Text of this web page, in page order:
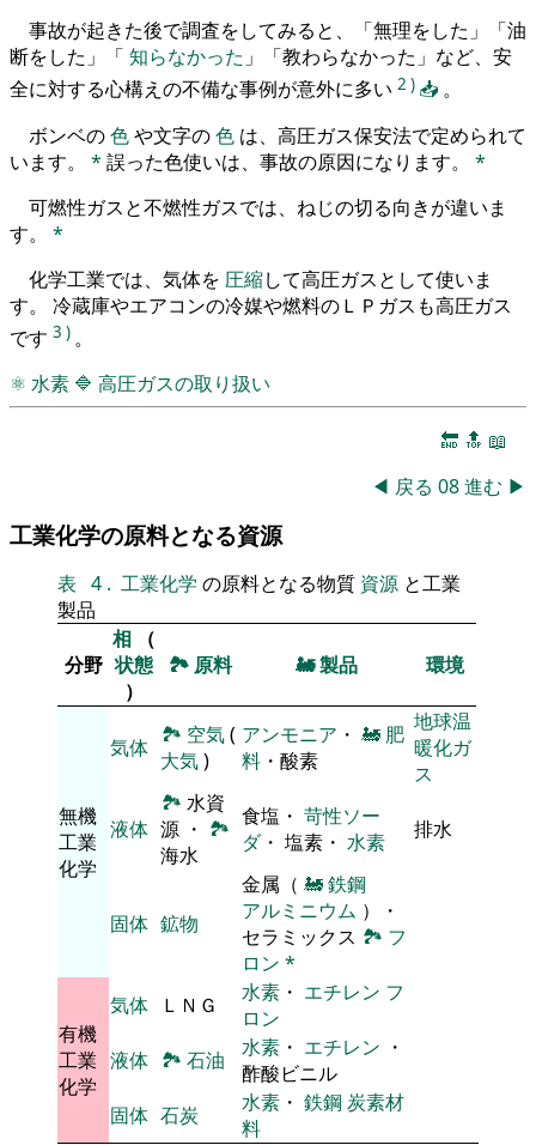
事故が起きた後で調査をしてみると、「無理をした」「油
断をした」「 知らなかった 」「教わらなかった」など、安
全に対する心構えの不備な事例が意外に多い 2 ) 📥 。
ボンベの色や文字の色 は、高圧ガス保安法で定められて
います。 * 誤った色使いは、事故の原因になります。 *
可燃性ガスと不燃性ガスでは、ねじの切る向きが違いま
す。 *
化学工業では、気体を 圧縮して高圧ガスとして使いま
す。 冷蔵庫やエアコンの冷媒や燃料のＬＰガスも高圧ガス
です 3 ) 。
⚛ 水素 🔷 高圧ガスの取り扱い
🔚 🔝 📖
◀ 戻る 08進む ▶
工業化学の原料となる資源
表 4 . 工業化学 の原料となる物質 資源 と工業
製品
分野
相
（
状態
）
🏞 原料 🚂製品 環境
無機
工業
化学
気体 🏞 空気(
大気)
アンモニア ・ 🚂 肥
料 ・酸素
地球温
暖化ガ
ス
液体
🏞 水資
源 ・ 🏞
海水
食塩・ 苛性ソー
ダ・ 塩素・ 水素 排水
固体 鉱物
金属（ 🚂鉄鋼
アルミニウム ）・
セラミックス 🏞 フ
ロン *
有機
工業
化学
気体 ＬＮＧ 水素 ・ エチレン フ
ロン
液体 🏞 石油 水素 ・ エチレン ・
酢酸ビニル
固体 石炭 水素 ・ 鉄鋼炭素材
料